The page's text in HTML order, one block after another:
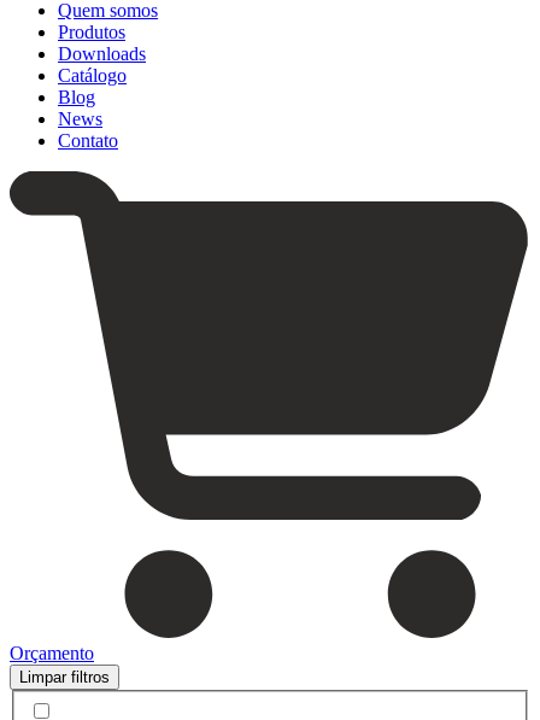
Quem somos
Produtos
Downloads
Catálogo
Blog
News
Contato
Orçamento
Limpar filtros